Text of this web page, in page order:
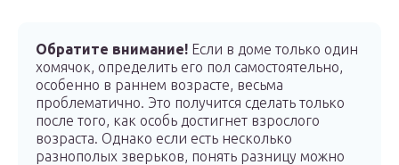
Обратите внимание! Если в доме только один
хомячок, определить его пол самостоятельно,
особенно в раннем возрасте, весьма
проблематично. Это получится сделать только
после того, как особь достигнет взрослого
возраста. Однако если есть несколько
разнополых зверьков, понять разницу можно